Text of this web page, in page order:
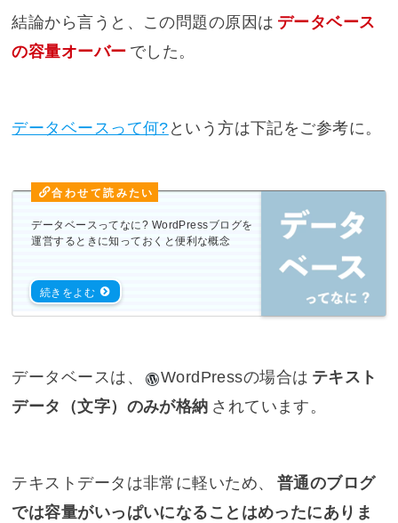
結論から言うと、この問題の原因は データベース
の容量オーバー でした。
データベースって何? という方は下記をご参考に。
データベースってなに? WordPressブログを
運営するときに知っておくと便利な概念
データベースは、 WordPressの場合は テキスト
データ（文字）のみが格納 されています。
テキストデータは非常に軽いため、
普通のブログ
では容量がいっぱいになることはめったにありま